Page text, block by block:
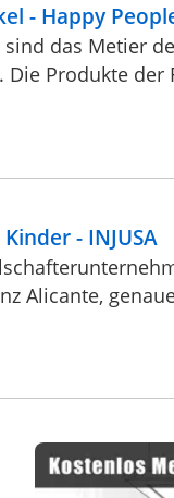
- Happy
das Metier
Die Produkte
- INJUSA
Alicante,